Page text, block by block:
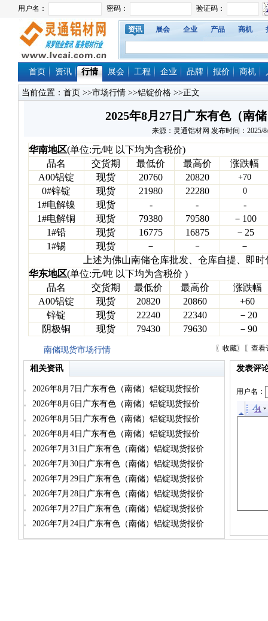
资讯 展会 企业 产品 商机
首页 资讯 行情 展会 工程 企业 品牌 报价 商机
当前位置： 首页 >>市场行情 >>铝锭价格 >>正文
2025年8月27日广东有色（南
来源：灵通铝材网 发布时间：2025/
华南地区(单位:元/吨 以下均为含税价)
品名
交货期 最低价 最高价
涨跌幅
A00铝锭
现货 20760 20820 +70
0#锌锭 现货 21980 22280 0
1#电解镍 现货 - -
-
1#电解铜
现货 79380 79580
－100
1#铅
现货 16775 16875
－25
1#锡
现货 － －
－
上述为佛山南储仓库批发、仓库自提、即
华东地区(单位:元/吨 以下均为含税价 )
品名
交货期 最低价 最高价
涨跌幅
A00铝锭
现货 20820 20860
+60
锌锭
现货 22240 22340
－20
阴极铜
现货 79430 79630 －90
南储现货市场行情 〖 收藏〗〖 查看
相关资讯
2026年8月7日广东有色（南储）铝锭现货报价
2026年8月6日广东有色（南储）铝锭现货报价
2026年8月5日广东有色（南储）铝锭现货报价
2026年8月4日广东有色（南储）铝锭现货报价
2026年7月31日广东有色（南储）铝锭现货报价
2026年7月30日广东有色（南储）铝锭现货报价
2026年7月29日广东有色（南储）铝锭现货报价
2026年7月28日广东有色（南储）铝锭现货报价
2026年7月27日广东有色（南储）铝锭现货报价
2026年7月24日广东有色（南储）铝锭现货报价
发表评
用户名：